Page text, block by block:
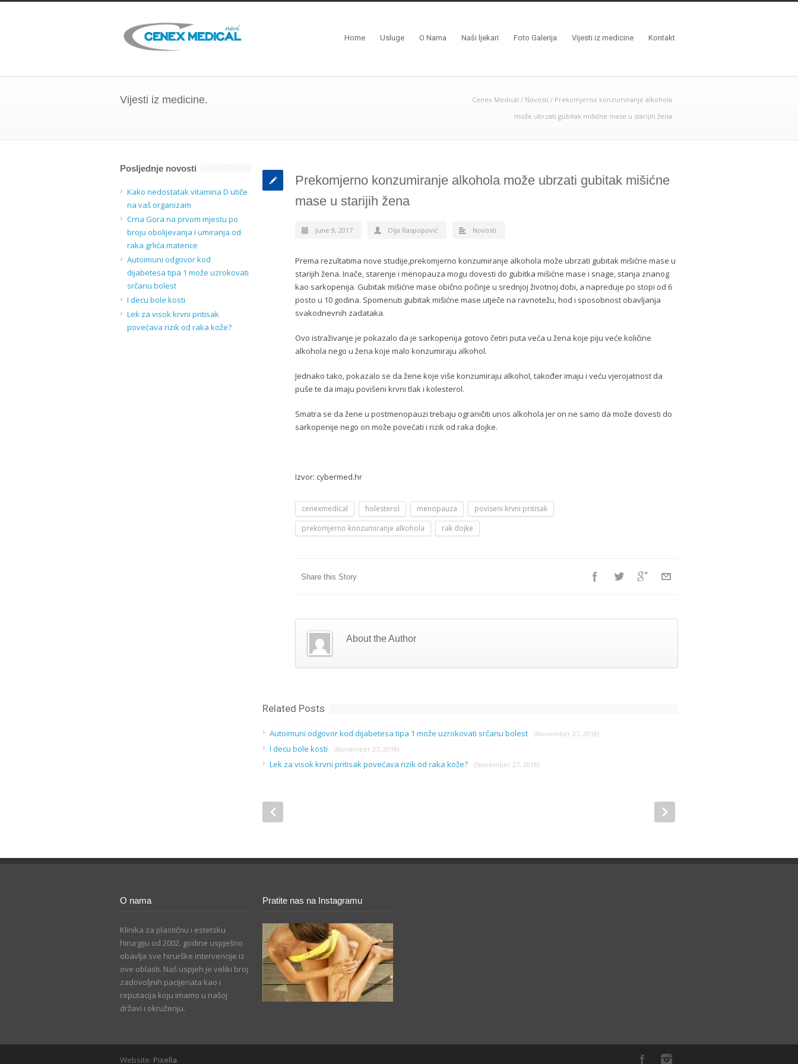
Home Usluge O Nama Naši ljekari Foto Galerija Vijesti iz medicine Kontakt
Vijesti iz medicine. Cenex Medical / Novosti / Prekomjerno konzumiranje alkohola
može ubrzati gubitak mišićne mase u starijih žena
Prekomjerno konzumiranje alkohola može ubrzati gubitak mišićne
mase u starijih žena
June 9, 2017 Olja Raspopović Novosti
Prema rezultatima nove studije,prekomjerno konzumiranje alkohola može ubrzati gubitak mišićne mase u
starijih žena. Inače, starenje i menopauza mogu dovesti do gubitka mišićne mase i snage, stanja znanog
kao sarkopenija. Gubitak mišićne mase obično počinje u srednjoj životnoj dobi, a napreduje po stopi od 6
posto u 10 godina. Spomenuti gubitak mišićne mase utječe na ravnotežu, hod i sposobnost obavljanja
svakodnevnih zadataka.
Ovo istraživanje je pokazalo da je sarkopenija gotovo četiri puta veća u žena koje piju veće količine
alkohola nego u žena koje malo konzumiraju alkohol.
Jednako tako, pokazalo se da žene koje više konzumiraju alkohol, također imaju i veću vjerojatnost da
puše te da imaju povišeni krvni tlak i kolesterol.
Smatra se da žene u postmenopauzi trebaju ograničiti unos alkohola jer on ne samo da može dovesti do
sarkopenije nego on može povećati i rizik od raka dojke.
Izvor: cybermed.hr
cenexmedical holesterol menopauza
poviseni krvni pritisak
prekomjerno konzumiranje alkohola
rak dojke
Share this Story
About the Author
Related Posts
Autoimuni odgovor kod dijabetesa tipa 1 može uzrokovati srčanu bolest (November 27, 2018)
I decu bole kosti (November 27, 2018)
Lek za visok krvni pritisak povećava rizik od raka kože? (November 27, 2018)
Posljednje novosti
Kako nedostatak vitamina D utiče
na vaš organizam
Crna Gora na prvom mjestu po
broju obolijevanja i umiranja od
raka grlića materice
Autoimuni odgovor kod
dijabetesa tipa 1 može uzrokovati
srčanu bolest
I decu bole kosti
Lek za visok krvni pritisak
povećava rizik od raka kože?
O nama
Klinika za plastičnu i estetsku
hirurgiju od 2002. godine uspješno
obavlja sve hirurške intervencije iz
ove oblasti. Naš uspjeh je veliki broj
zadovoljnih pacijenata kao i
reputacija koju imamo u našoj
državi i okruženju.
Pratite nas na Instagramu
Website: Pixella